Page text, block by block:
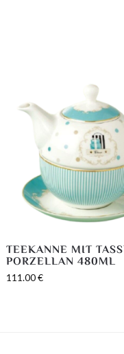
TEEKANNE MIT
PORZELLAN 480ML
111.00€